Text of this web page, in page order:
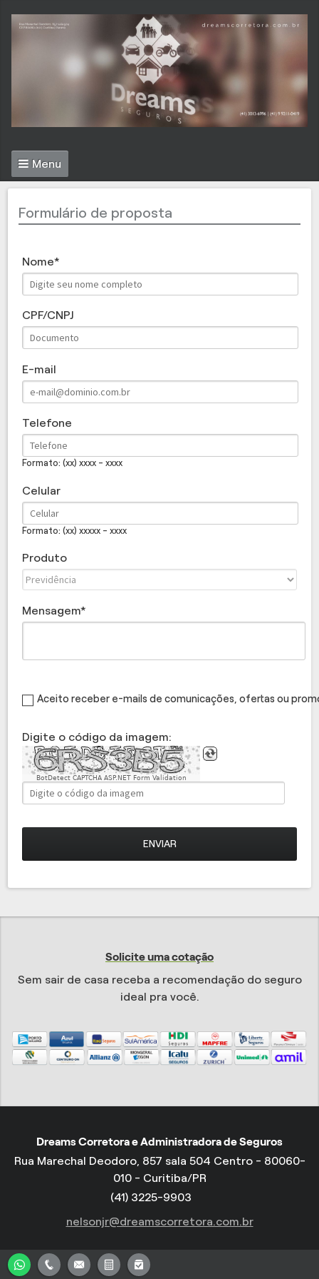
Menu
Formulário de proposta
Nome
CPF/CNPJ
E-mail
Telefone
Formato: (xx) xxxx - xxxx
Celular
Formato: (xx) xxxxx - xxxx
Produto
Mensagem
Aceito receber e-mails de comunicações, ofertas ou
Digite o código da imagem:
BotDetect CAPTCHA ASP.NET Form Validation
ENVIAR
Solicite uma cotação
Sem sair de casa receba a recomendação do seguro
ideal pra você.
Dreams Corretora e Administradora de Seguros
Rua Marechal Deodoro, 857 sala 504 Centro - 80060-
010 - Curitiba/PR
(41) 3225-9903
nelsonjr@dreamscorretora.com.br